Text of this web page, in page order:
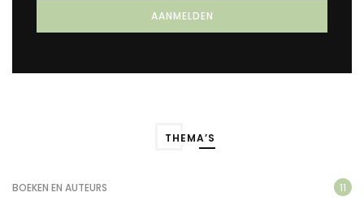
THEMA’S
BOEKEN EN AUTEURS 11